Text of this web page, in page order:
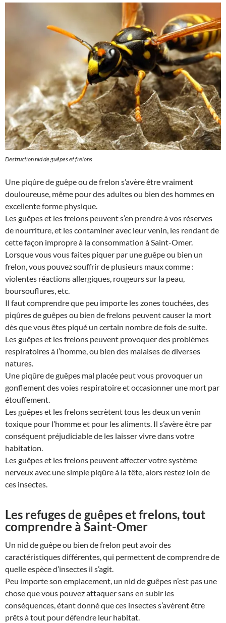
Destruction nid de guêpes et frelons
Une piqûre de guêpe ou de frelon s’avère être vraiment
douloureuse, même pour des adultes ou bien des hommes en
excellente forme physique.
Les guêpes et les frelons peuvent s’en prendre à vos réserves
de nourriture, et les contaminer avec leur venin, les rendant de
cette façon impropre à la consommation à Saint-Omer.
Lorsque vous vous faites piquer par une guêpe ou bien un
frelon, vous pouvez souffrir de plusieurs maux comme :
violentes réactions allergiques, rougeurs sur la peau,
boursouflures, etc.
Il faut comprendre que peu importe les zones touchées, des
piqûres de guêpes ou bien de frelons peuvent causer la mort
dès que vous êtes piqué un certain nombre de fois de suite.
Les guêpes et les frelons peuvent provoquer des problèmes
respiratoires à l’homme, ou bien des malaises de diverses
natures.
Une piqûre de guêpes mal placée peut vous provoquer un
gonflement des voies respiratoire et occasionner une mort par
étouffement.
Les guêpes et les frelons secrètent tous les deux un venin
toxique pour l’homme et pour les aliments. Il s’avère être par
conséquent préjudiciable de les laisser vivre dans votre
habitation.
Les guêpes et les frelons peuvent affecter votre système
nerveux avec une simple piqûre à la tête, alors restez loin de
ces insectes.
Les refuges de guêpes et frelons, tout
comprendre à Saint-Omer
Un nid de guêpe ou bien de frelon peut avoir des
caractéristiques différentes, qui permettent de comprendre de
quelle espèce d’insectes il s’agit.
Peu importe son emplacement, un nid de guêpes n’est pas une
chose que vous pouvez attaquer sans en subir les
conséquences, étant donné que ces insectes s’avèrent être
prêts à tout pour défendre leur habitat.